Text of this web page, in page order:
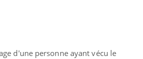
d'une personne ayant vécu le